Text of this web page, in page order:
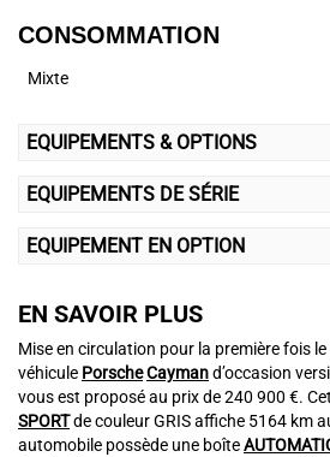
CONSOMMATION
Mixte
EQUIPEMENTS & OPTIONS
EQUIPEMENTS DE SÉRIE
EQUIPEMENT EN OPTION
EN SAVOIR PLUS
Mise en circulation pour la première fois
véhicule PorscheCaymand’occasion
vous est proposé au prix de 240 900 €.
SPORTde couleur GRIS affiche 5164 km
automobile possède une boîte